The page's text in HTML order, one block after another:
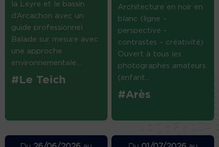
la Leyre et le bassin
d’Arcachon avec un
guide professionnel.
Balade sur mesure avec
une approche
environnementale....
#Le Teich
Architecture en noir en
blanc (ligne –
perspective –
contrastes – créativité)
Ouvert à tous les
photographes amateurs
(enfant...
#Arès